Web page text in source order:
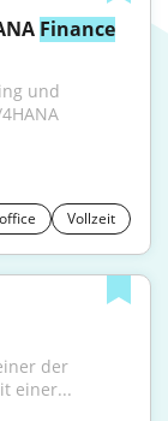
Finance
und
Vollzeit
der
einer...